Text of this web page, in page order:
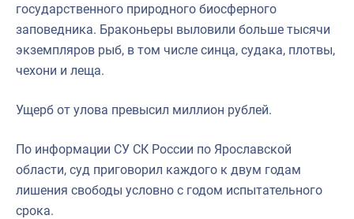
Большая африканская экспедиция
Укрепление духовно-нравственных ценностей
государственного природного биосферного
заповедника. Браконьеры выловили больше тысячи
экземпляров рыб, в том числе синца, судака, плотвы,
чехони и леща.
Ущерб от улова превысил миллион рублей.
По информации СУ СК России по Ярославской
области, суд приговорил каждого к двум годам
лишения свободы условно с годом испытательного
срока.